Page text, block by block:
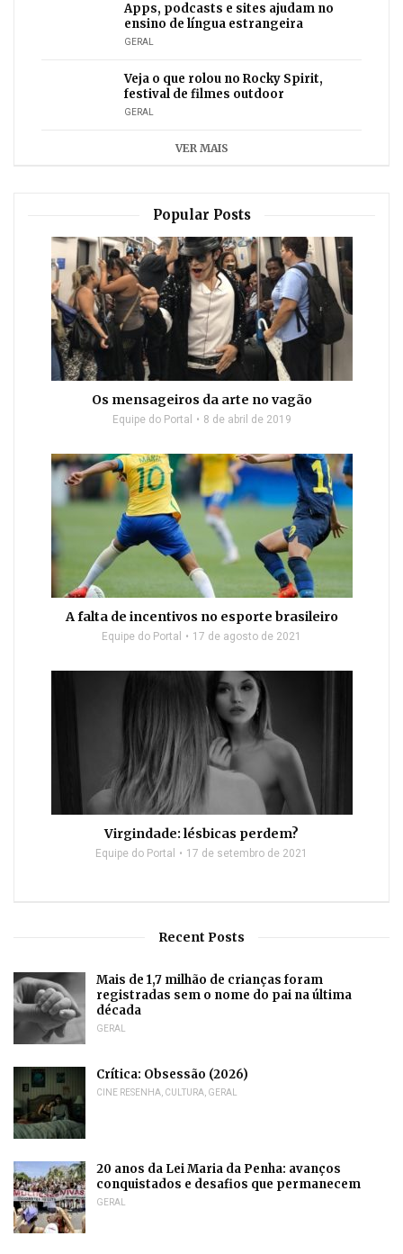
Apps, podcasts e sites ajudam no
ensino de língua estrangeira
GERAL
Veja o que rolou no Rocky Spirit,
festival de filmes outdoor
GERAL
VER MAIS
Popular Posts
Os mensageiros da arte no vagão
Equipe do Portal 8 de abril de 2019
A falta de incentivos no esporte brasileiro
Equipe do Portal 17 de agosto de 2021
Virgindade: lésbicas perdem?
Equipe do Portal 17 de setembro de 2021
Recent Posts
Mais de 1,7 milhão de crianças foram
registradas sem o nome do pai na última
década
GERAL
Crítica: Obsessão (2026)
CINE RESENHA, CULTURA, GERAL
20 anos da Lei Maria da Penha: avanços
conquistados e desafios que permanecem
GERAL